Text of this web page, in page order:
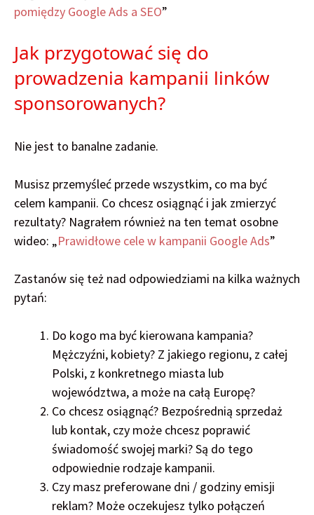
pomiędzy Google Ads a SEO”
Jak przygotować się do
prowadzenia kampanii linków
sponsorowanych?
Nie jest to banalne zadanie.
Musisz przemyśleć przede wszystkim, co ma być
celem kampanii. Co chcesz osiągnąć i jak zmierzyć
rezultaty? Nagrałem również na ten temat osobne
wideo: „Prawidłowe cele w kampanii Google Ads”
Zastanów się też nad odpowiedziami na kilka ważnych
pytań:
Do kogo ma być kierowana kampania?
Mężczyźni, kobiety? Z jakiego regionu, z całej
Polski, z konkretnego miasta lub
województwa, a może na całą Europę?
Co chcesz osiągnąć? Bezpośrednią sprzedaż
lub kontak, czy może chcesz poprawić
świadomość swojej marki? Są do tego
odpowiednie rodzaje kampanii.
Czy masz preferowane dni / godziny emisji
reklam? Może oczekujesz tylko połączeń